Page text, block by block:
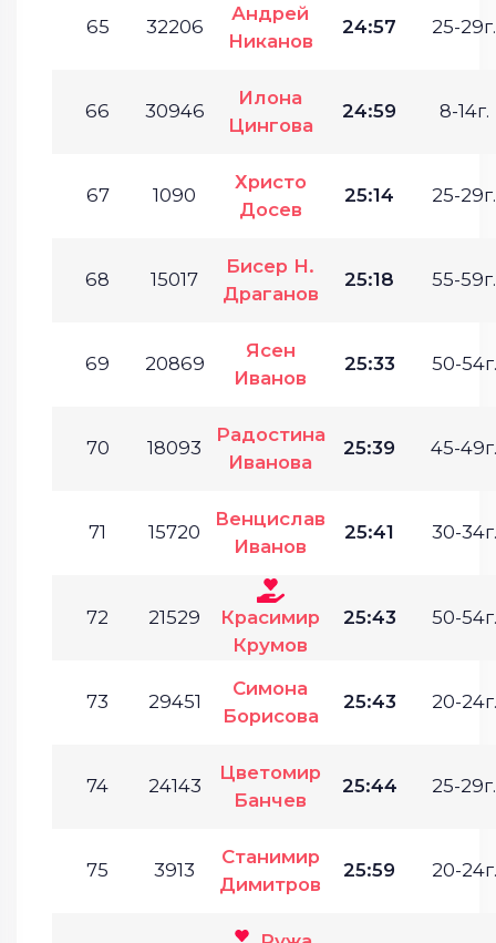
65 32206
Андрей
Никанов
24:57 25-29г.
66 30946
Илона
Цингова
24:59 8-14г.
67 1090
Христо
Досев
25:14 25-29г.
68 15017
Бисер Н.
Драганов
25:18 55-59г.
69 20869
Ясен
Иванов
25:33 50-54г.
70 18093
Радостина
Иванова
25:39 45-49г.
71 15720
Венцислав
Иванов
25:41 30-34г.
72 21529
Красимир
Крумов
25:43 50-54г.
73 29451
Симона
Борисова
25:43 20-24г.
74 24143
Цветомир
Банчев
25:44 25-29г.
75 3913
Станимир
Димитров
25:59 20-24г.